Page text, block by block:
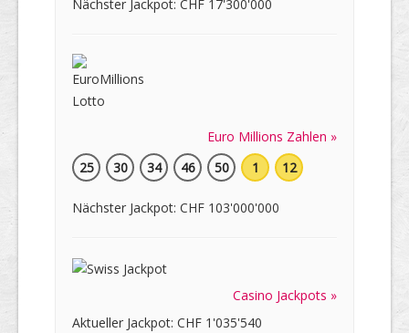
Nächster Jackpot: CHF 17'300'000
Euro Millions Zahlen »
25
30 34 46 50 1 12
Nächster Jackpot: CHF 103'000'000
Casino Jackpots »
Aktueller Jackpot: CHF 1'035'540